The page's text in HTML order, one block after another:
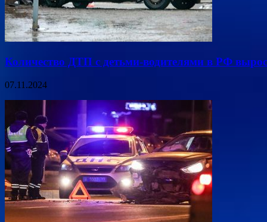
Количество ДТП с детьми-водителями в РФ
07.11.2024